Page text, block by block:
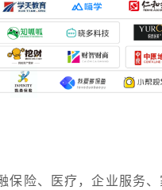
保险、医疗，企业服务